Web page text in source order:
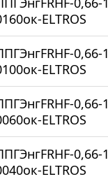
ELTROS
0,66-1
ELTROS
0,66-1
ELTROS
0,66-1
ELTROS